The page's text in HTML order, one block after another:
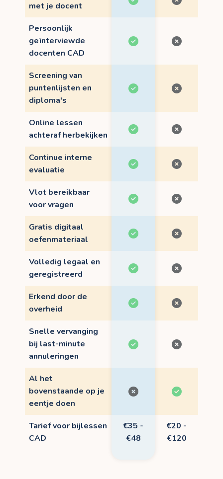
met je docent
Persoonlijk
geïnterviewde
docenten CAD
Screening van
puntenlijsten en
diploma's
Online lessen
achteraf herbekijken
Continue interne
evaluatie
Vlot bereikbaar
voor vragen
Gratis digitaal
oefenmateriaal
Volledig legaal en
geregistreerd
Erkend door de
overheid
Snelle vervanging
bij last-minute
annuleringen
Al het
bovenstaande op je
eentje doen
Tarief voor bijlessen
CAD
€35 -
€48
€20 -
€120